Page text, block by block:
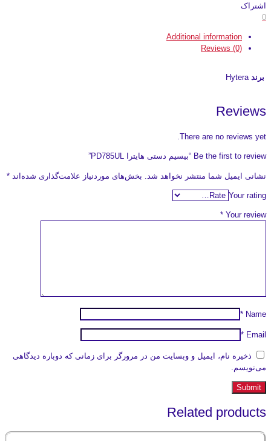
اشتراک
0
Additional information
Reviews (0)
برند Hytera
Reviews
There are no reviews yet.
Be the first to review “بیسیم دستی هایترا PD785UL”
نشانی ایمیل شما منتشر نخواهد شد. بخش‌های موردنیاز علامت‌گذاری شده‌اند *
Your rating
Your review
*
Name
*
Email
*
ذخیره نام، ایمیل و وبسایت من در مرورگر برای زمانی که دوباره دیدگاهی
می‌نویسم.
Related products